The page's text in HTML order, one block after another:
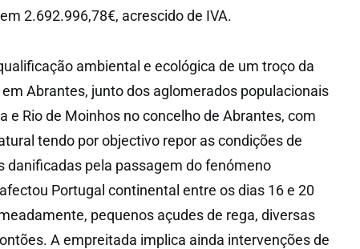
2.692.996,78€, acrescido de IVA.
ambiental e ecológica de um troço da
Abrantes, junto dos aglomerados populacionais
e Rio de Moinhos no concelho de Abrantes, com
tendo por objectivo repor as condições de
danificadas pela passagem do fenómeno
Portugal continental entre os dias 16 e 20
pequenos açudes de rega, diversas
A empreitada implica ainda intervenções de